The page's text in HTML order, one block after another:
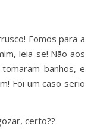
Fomos para a
leia-se! Não aos
banhos, e
Foi um caso serio
certo??